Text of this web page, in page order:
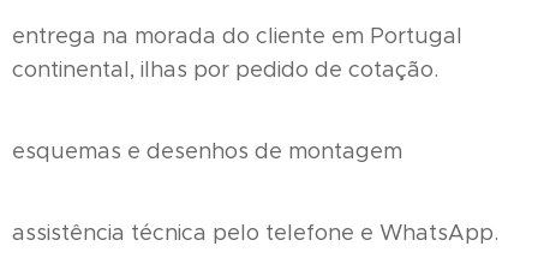
entrega na morada do cliente em Portugal
continental, ilhas por pedido de cotação.
esquemas e desenhos de montagem
assistência técnica pelo telefone e WhatsApp.